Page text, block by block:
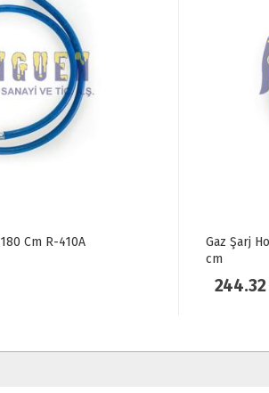
Cm R-410A
Gaz Şarj
cm